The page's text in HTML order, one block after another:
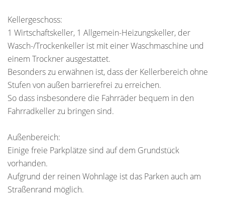
Kellergeschoss:
1 Wirtschaftskeller, 1 Allgemein-Heizungskeller, der
Wasch-/Trockenkeller ist mit einer Waschmaschine und
einem Trockner ausgestattet.
Besonders zu erwähnen ist, dass der Kellerbereich ohne
Stufen von außen barrierefrei zu erreichen.
So dass insbesondere die Fahrräder bequem in den
Fahrradkeller zu bringen sind.
Außenbereich:
Einige freie Parkplätze sind auf dem Grundstück
vorhanden.
Aufgrund der reinen Wohnlage ist das Parken auch am
Straßenrand möglich.